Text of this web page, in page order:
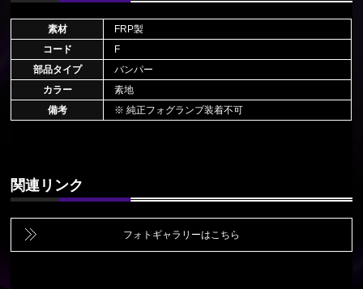
素材
FRP製
コード
F
部品タイプ
バンパー
カラー
素地
備考
※ 純正フォグランプ装着不可
関連リンク
フォトギャラリーはこちら